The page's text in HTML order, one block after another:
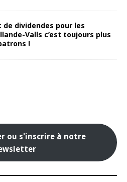
de dividendes pour les
Valls c’est toujours plus
!
ou s'inscrire à notre